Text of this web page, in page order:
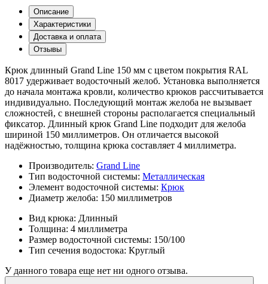
Описание
Характеристики
Доставка и оплата
Отзывы
Крюк длинный Grand Line 150 мм с цветом покрытия RAL
8017 удерживает водосточный желоб. Установка выполняется
до начала монтажа кровли, количество крюков рассчитывается
индивидуально. Последующий монтаж желоба не вызывает
сложностей, с внешней стороны располагается специальный
фиксатор. Длинный крюк Grand Line подходит для желоба
шириной 150 миллиметров. Он отличается высокой
надёжностью, толщина крюка составляет 4 миллиметра.
Производитель: Grand Line
Тип водосточной системы: Металлическая
Элемент водосточной системы: Крюк
Диаметр желоба: 150 миллиметров
Вид крюка: Длинный
Толщина: 4 миллиметра
Размер водосточной системы: 150/100
Тип сечения водостока: Круглый
У данного товара еще нет ни одного отзыва.